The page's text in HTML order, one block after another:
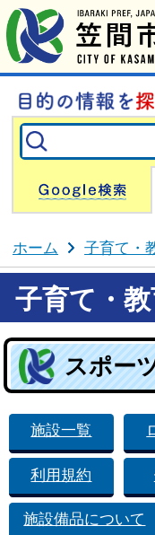
ホーム 子育て・
子育て・
スポー
施設一覧
利用規約
施設備品について